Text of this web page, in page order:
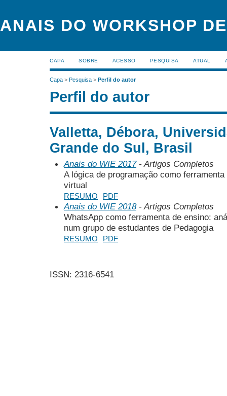
ANAIS DO WORKSHOP
CAPA SOBRE ACESSO PESQUISA ATUAL
Capa > Pesquisa > Perfil do autor
Perfil do autor
Valletta, Débora,
Grande do Sul, Brasil
Anais do WIE 2017- Artigos Completos
A lógica de programação como
virtual
RESUMO PDF
Anais do WIE 2018- Artigos Completos
WhatsApp como ferramenta de ensino:
num grupo de estudantes de Pedagogia
RESUMO PDF
ISSN: 2316-6541